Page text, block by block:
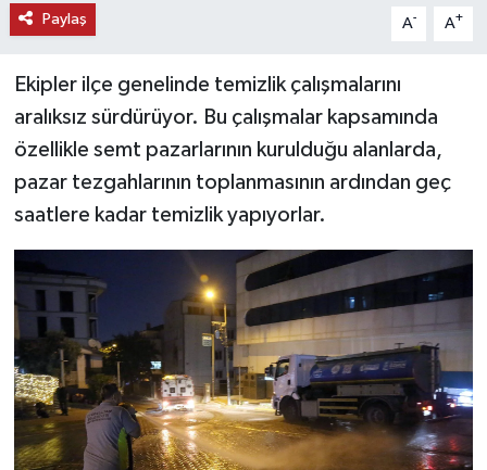
Paylaş A- A+
Ekipler ilçe genelinde temizlik çalışmalarını
aralıksız sürdürüyor. Bu çalışmalar kapsamında
özellikle semt pazarlarının kurulduğu alanlarda,
pazar tezgahlarının toplanmasının ardından geç
saatlere kadar temizlik yapıyorlar.
TİCARET